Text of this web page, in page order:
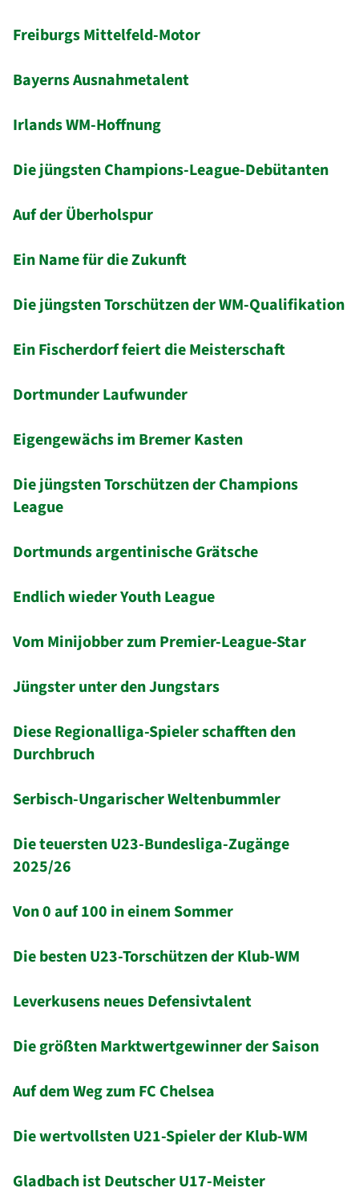
Freiburgs Mittelfeld-Motor
Bayerns Ausnahmetalent
Irlands WM-Hoffnung
Die jüngsten Champions-League-Debütanten
Auf der Überholspur
Ein Name für die Zukunft
Die jüngsten Torschützen der WM-Qualifikation
Ein Fischerdorf feiert die Meisterschaft
Dortmunder Laufwunder
Eigengewächs im Bremer Kasten
Die jüngsten Torschützen der Champions
League
Dortmunds argentinische Grätsche
Endlich wieder Youth League
Vom Minijobber zum Premier-League-Star
Jüngster unter den Jungstars
Diese Regionalliga-Spieler schafften den
Durchbruch
Serbisch-Ungarischer Weltenbummler
Die teuersten U23-Bundesliga-Zugänge
2025/26
Von 0 auf 100 in einem Sommer
Die besten U23-Torschützen der Klub-WM
Leverkusens neues Defensivtalent
Die größten Marktwertgewinner der Saison
Auf dem Weg zum FC Chelsea
Die wertvollsten U21-Spieler der Klub-WM
Gladbach ist Deutscher U17-Meister